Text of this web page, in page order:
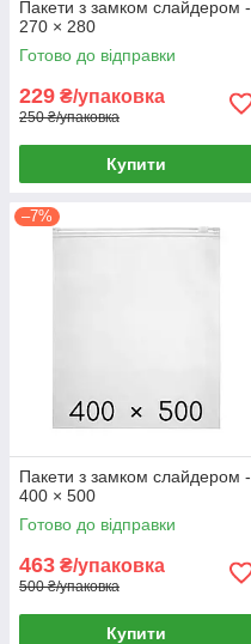
Пакети з замком слайдером -
270 × 280
Готово до відправки
229 ₴/упаковка
250 ₴/упаковка
Купити
–7%
Пакети з замком слайдером -
400 × 500
Готово до відправки
463 ₴/упаковка
500 ₴/упаковка
Купити